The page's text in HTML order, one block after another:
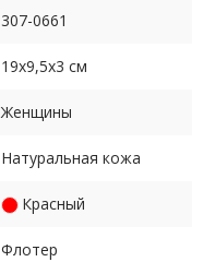
307-0661
19х9,5х3 см
Женщины
Натуральная кожа
Красный
Флотер